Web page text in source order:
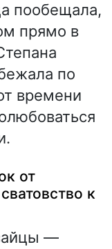
пообещала,
прямо в
по
времени
от
к
—